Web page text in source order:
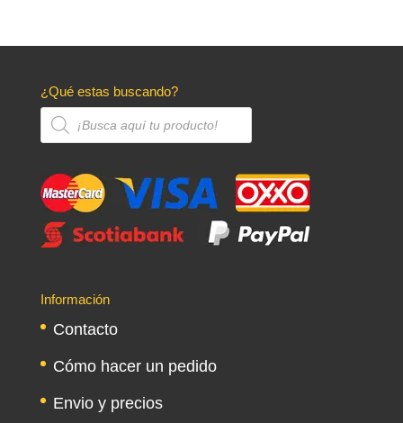
¿Qué estas buscando?
Búsqueda
productos
Información
Contacto
Cómo hacer un pedido
Envio y precios